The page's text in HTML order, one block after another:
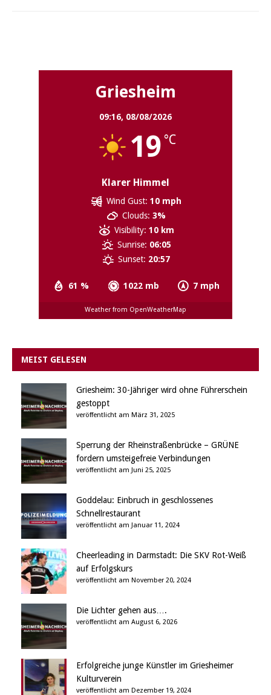
Griesheim
09:16, 08/08/2026
19 °C
Klarer Himmel
61 % 1022 mb 7 mph
Wind Gust: 10 mph
Clouds: 3%
Visibility: 10 km
Sunrise: 06:05
Sunset: 20:57
Weather from OpenWeatherMap
MEIST GELESEN
Griesheim: 30-Jähriger wird ohne Führerschein
gestoppt
veröffentlicht am März 31, 2025
Sperrung der Rheinstraßenbrücke – GRÜNE
fordern umsteigefreie Verbindungen
veröffentlicht am Juni 25, 2025
Goddelau: Einbruch in geschlossenes
Schnellrestaurant
veröffentlicht am Januar 11, 2024
Cheerleading in Darmstadt: Die SKV Rot-Weiß
auf Erfolgskurs
veröffentlicht am November 20, 2024
Die Lichter gehen aus….
veröffentlicht am August 6, 2026
Erfolgreiche junge Künstler im Griesheimer
Kulturverein
veröffentlicht am Dezember 19, 2024